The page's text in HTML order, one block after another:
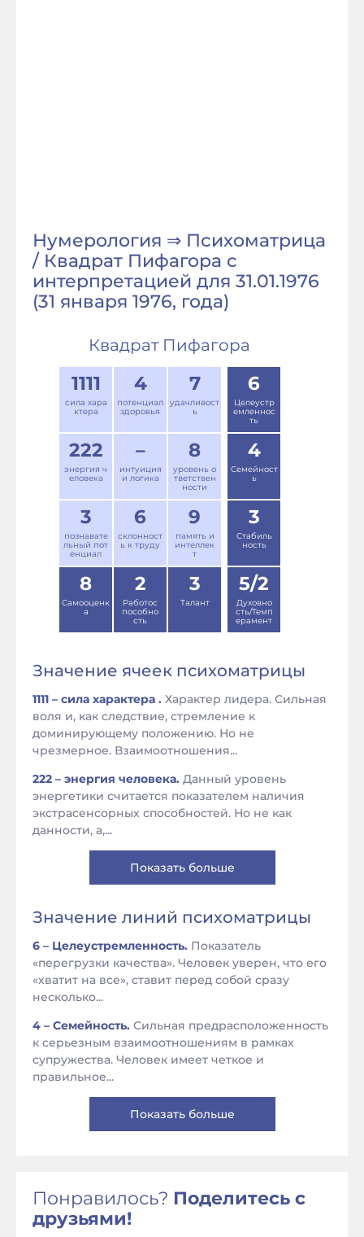
Нумерология ⇒ Психоматрица
/ Квадрат Пифагора с
интерпретацией для 31.01.1976
(31 января 1976, года)
Квадрат Пифагора
1111
сила хара
ктера
4
потенциал
здоровья
7
удачливост
ь
222
энергия ч
еловека
–
интуиция
и логика
8
уровень о
тветствен
ности
3
познавате
льный пот
енциал
6
склонност
ь к труду
9
память и
интеллек
т
6
Целеустр
емленнос
ть
4
Семейност
ь
3
Стабиль
ность
8
Самооценк
а
2
Работос
пособно
сть
3
Талант
5/2
Духовно
сть/Темп
ерамент
Значение ячеек психоматрицы
1111 – сила характера . Характер лидера. Сильная
воля и, как следствие, стремление к
доминирующему положению. Но не
чрезмерное. Взаимоотношения...
222 – энергия человека. Данный уровень
энергетики считается показателем наличия
экстрасенсорных способностей. Но не как
данности, а,...
Показать больше
Значение линий психоматрицы
6 – Целеустремленность. Показатель
«перегрузки качества». Человек уверен, что его
«хватит на все», ставит перед собой сразу
несколько...
4 – Семейность. Сильная предрасположенность
к серьезным взаимоотношениям в рамках
супружества. Человек имеет четкое и
правильное...
Показать больше
Понравилось? Поделитесь с
друзьями!